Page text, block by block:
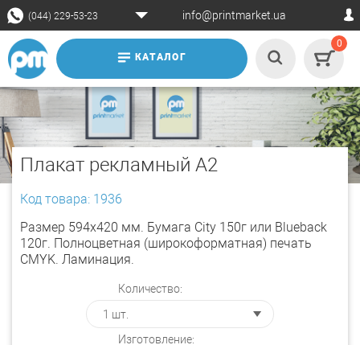
(044) 229-53-23 info@printmarket.ua
КАТАЛОГ
0
Плакат рекламный А2
Код товара: 1936
Размер 594x420 мм. Бумага City 150г или Blueback
120г. Полноцветная (широкоформатная) печать
CMYK. Ламинация.
Количество:
Изготовление: